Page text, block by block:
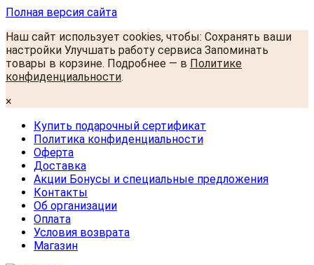
Полная версия сайта
Наш сайт использует cookies, чтобы: Сохранять ваши
настройки Улучшать работу сервиса Запоминать
товары в корзине. Подробнее — в Политике
конфиденциальности.
×
Купить подарочный сертификат
Политика конфиденциальности
Оферта
Доставка
Акции Бонусы и специальные предложения
Контакты
Об организации
Оплата
Условия возврата
Магазин